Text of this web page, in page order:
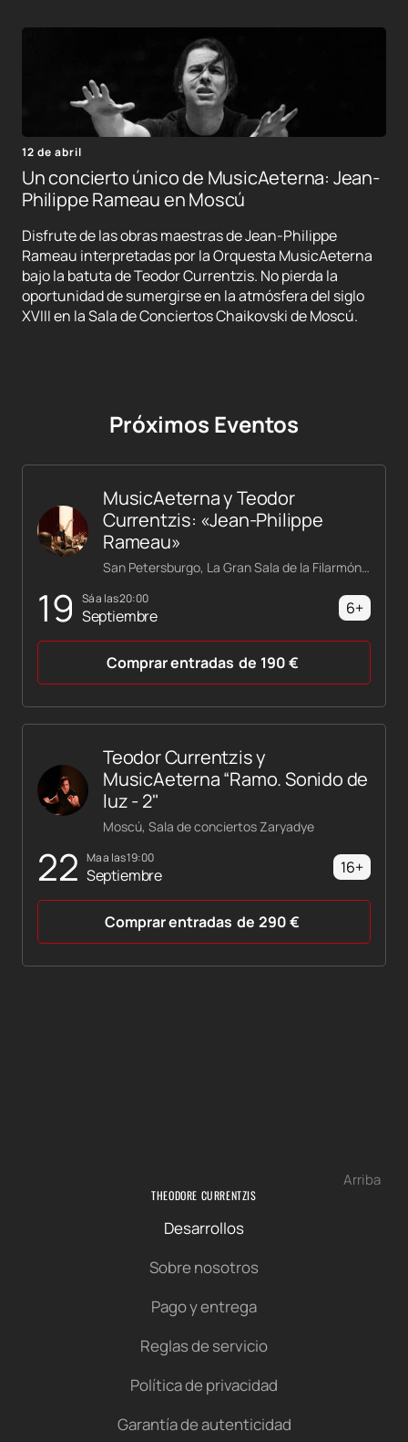
12 de abril
Un concierto único de MusicAeterna: Jean-
Philippe Rameau en Moscú
Disfrute de las obras maestras de Jean-Philippe
Rameau interpretadas por la Orquesta MusicAeterna
bajo la batuta de Teodor Currentzis. No pierda la
oportunidad de sumergirse en la atmósfera del siglo
XVIII en la Sala de Conciertos Chaikovski de Moscú.
Próximos Eventos
19 sá a las 20:00
Septiembre
MusicAeterna y Teodor
Currentzis: «Jean-Philippe
Rameau»
San Petersburgo, La Gran Sala de la Filarmónica Shostakóvich
6+
Comprar entradas de 190€
22 ma a las 19:00
Septiembre
Teodor Currentzis y
MusicAeterna “Ramo. Sonido de
luz - 2"
Moscú, Sala de conciertos Zaryadye
16+
Comprar entradas de 290€
Arriba
THEODORE CURRENTZIS
Desarrollos
Sobre nosotros
Pago y entrega
Reglas de servicio
Política de privacidad
Garantía de autenticidad